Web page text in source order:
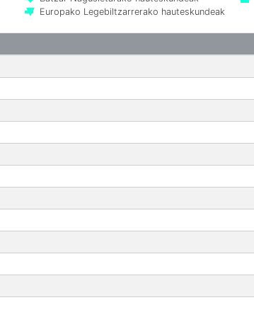
Europako Legebiltzarrerako hauteskundeak